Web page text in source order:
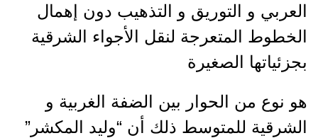
العربي و التوريق و التذهيب دون إهمال
الخطوط المتعرجة لنقل الأجواء الشرقية
بجزئياتها الصغيرة
هو نوع من الحوار بين الضفة الغربية و
الشرقية للمتوسط ذلك أن “وليد المكشر”